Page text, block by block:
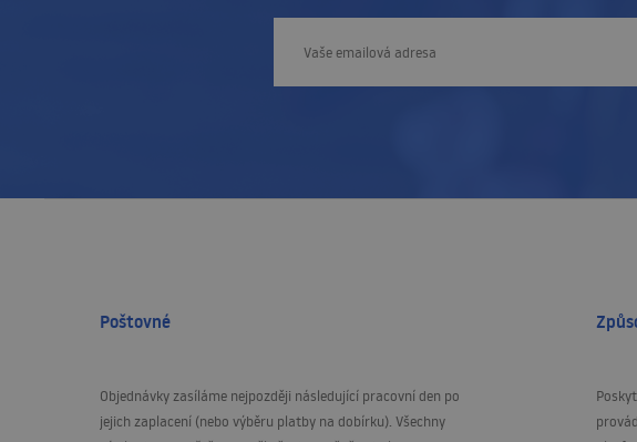
Poštovné
Objednávky zasíláme nejpozději následující pracovní den po
jejich zaplacení (nebo výběru platby na dobírku). Všechny